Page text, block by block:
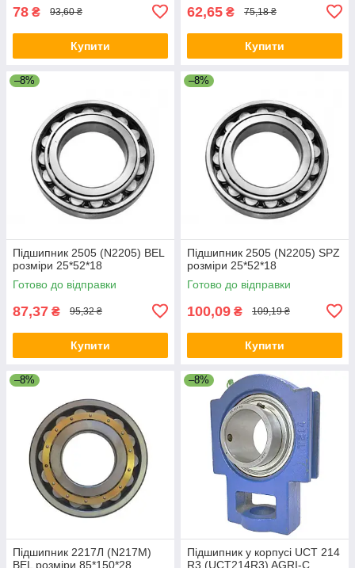
78 ₴ 93,60 ₴
Купити
62,65 ₴ 75,18 ₴
Купити
–8%
Підшипник 2505 (N2205) BEL
розміри 25*52*18
Готово до відправки
87,37 ₴ 95,32 ₴
Купити
–8%
Підшипник 2505 (N2205) SPZ
розміри 25*52*18
Готово до відправки
100,09 ₴ 109,19 ₴
Купити
–8%
Підшипник 2217Л (N217M)
BEL розміри 85*150*28
–8%
Підшипник у корпусі UCT 214
R3 (UCT214R3) AGRI-C